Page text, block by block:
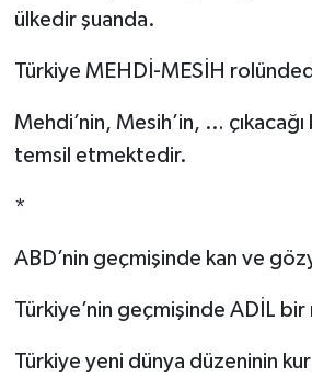
ülkedir şuanda.
Türkiye MEHDİ-MESİH
Mehdi’nin, Mesih’in, …
temsil etmektedir.
*
ABD’nin geçmişinde kan ve
Türkiye’nin geçmişinde ADİL
Türkiye yeni dünya düzeninin